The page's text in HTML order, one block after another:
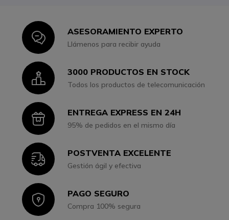
IconASESORAMIENTO EXPERTO
Llámenos para recibir ayuda
Icon3000 PRODUCTOS EN STOCK
Todos los productos de telecomunicación
IconENTREGA EXPRESS EN 24H
95% de pedidos en el mismo día
IconPOSTVENTA EXCELENTE
Gestión ágil y efectiva
IconPAGO SEGURO
Compra 100% segura